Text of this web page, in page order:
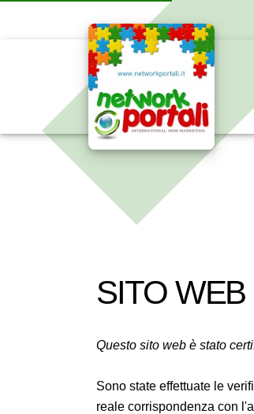
SITO
Questo sito web è stato
Sono state effettuate le
reale corrispondenza con